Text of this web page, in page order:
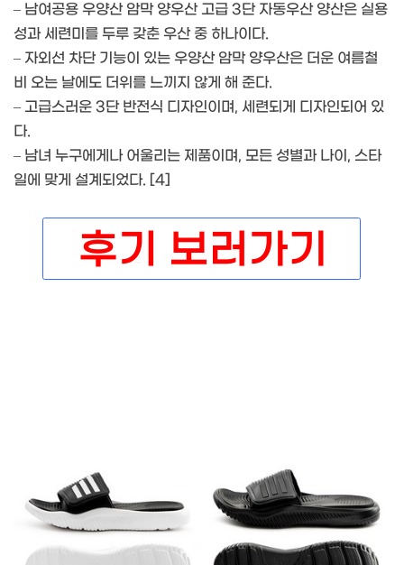
– 남여공용 우양산 암막 양우산 고급 3단 자동우산 양산은 실용
성과 세련미를 두루 갖춘 우산 중 하나이다.
– 자외선 차단 기능이 있는 우양산 암막 양우산은 더운 여름철
비 오는 날에도 더위를 느끼지 않게 해 준다.
– 고급스러운 3단 반전식 디자인이며, 세련되게 디자인되어 있
다.
– 남녀 누구에게나 어울리는 제품이며, 모든 성별과 나이, 스타
일에 맞게 설계되었다. [4]